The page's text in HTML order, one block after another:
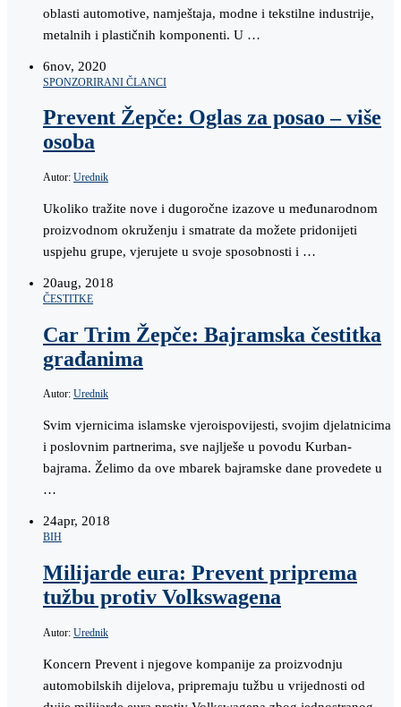
oblasti automotive, namještaja, modne i tekstilne industrije,
metalnih i plastičnih komponenti. U …
6nov, 2020
SPONZORIRANI ČLANCI
Prevent Žepče: Oglas za posao – više
osoba
Autor: Urednik
Ukoliko tražite nove i dugoročne izazove u međunarodnom
proizvodnom okruženju i smatrate da možete pridonijeti
uspjehu grupe, vjerujete u svoje sposobnosti i …
20aug, 2018
ČESTITKE
Car Trim Žepče: Bajramska čestitka
građanima
Autor: Urednik
Svim vjernicima islamske vjeroispovijesti, svojim djelatnicima
i poslovnim partnerima, sve najlješe u povodu Kurban-
bajrama. Želimo da ove mbarek bajramske dane provedete u
…
24apr, 2018
BIH
Milijarde eura: Prevent priprema
tužbu protiv Volkswagena
Autor: Urednik
Koncern Prevent i njegove kompanije za proizvodnju
automobilskih dijelova, pripremaju tužbu u vrijednosti od